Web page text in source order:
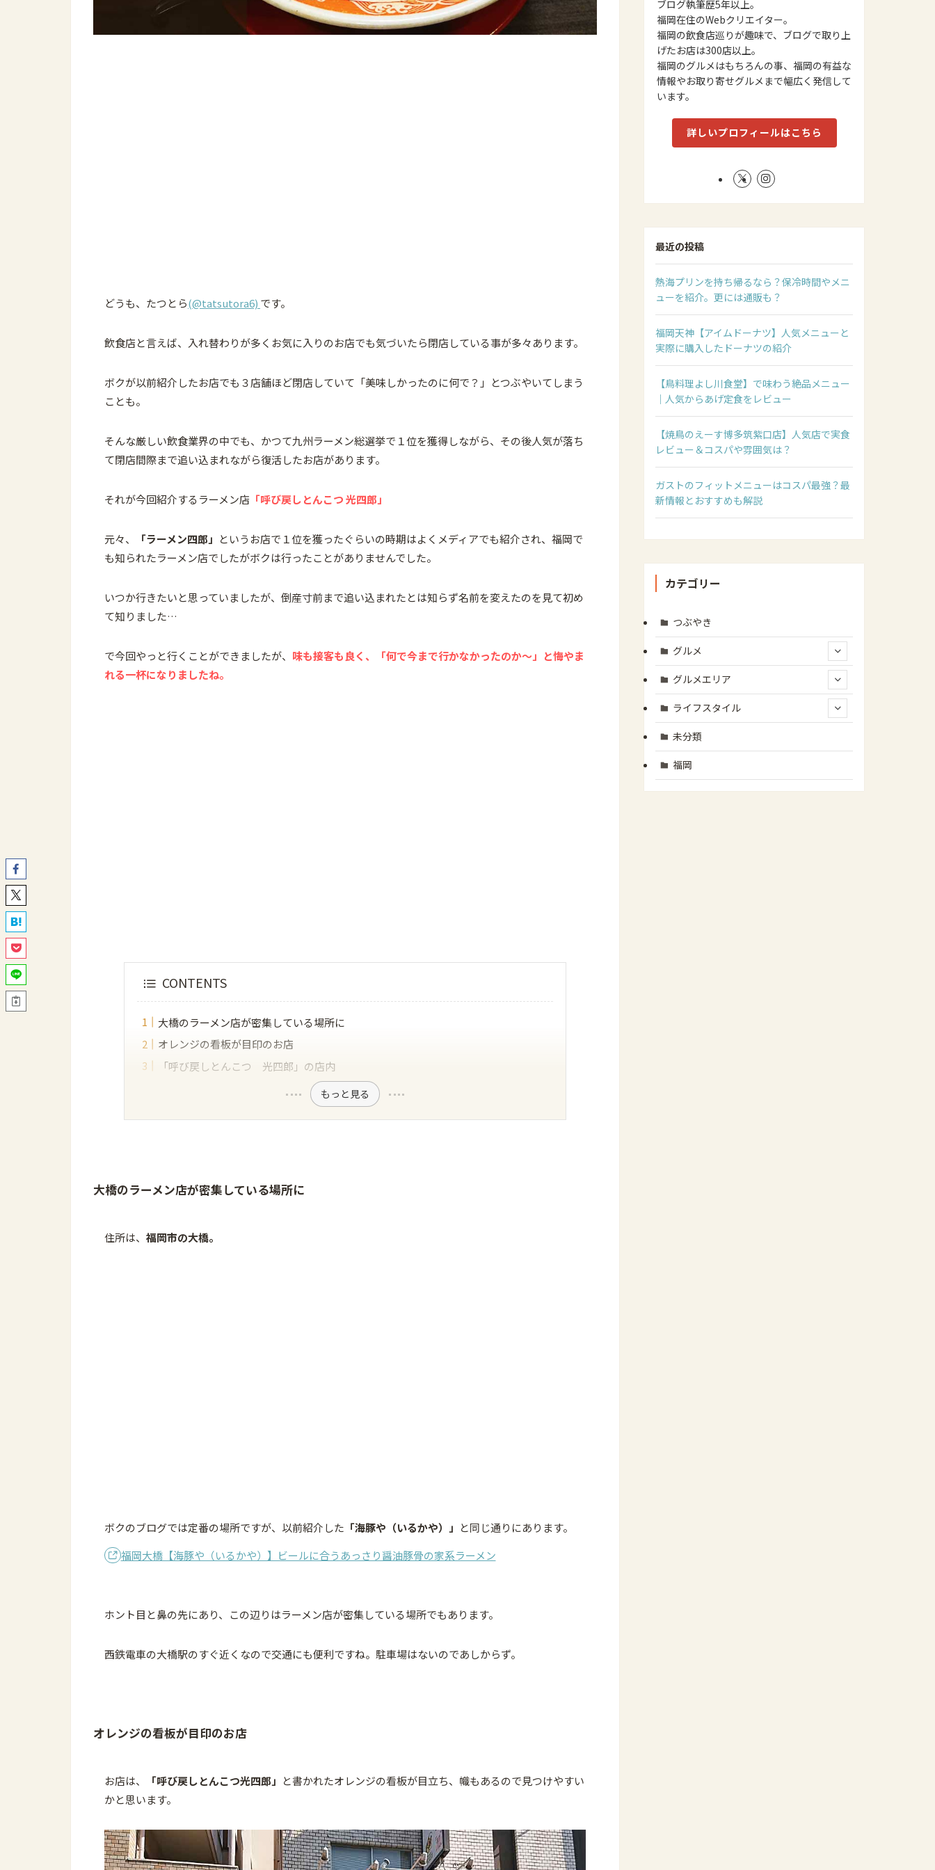
どうも、たつとら(@tatsutora6) です。
飲食店と言えば、入れ替わりが多くお気に入りのお店でも気づいたら閉店している事が多々あります。
ボクが以前紹介したお店でも３店舗ほど閉店していて「美味しかったのに何で？」とつぶやいてしまう
ことも。
そんな厳しい飲食業界の中でも、かつて九州ラーメン総選挙で１位を獲得しながら、その後人気が落ち
て閉店間際まで追い込まれながら復活したお店があります。
それが今回紹介するラーメン店 「呼び戻しとんこつ 光四郎」
元々、 「ラーメン四郎」 というお店で１位を獲ったぐらいの時期はよくメディアでも紹介され、福岡で
も知られたラーメン店でしたがボクは行ったことがありませんでした。
いつか行きたいと思っていましたが、倒産寸前まで追い込まれたとは知らず名前を変えたのを見て初め
て知りました…
で今回やっと行くことができましたが、 味も接客も良く、「何で今まで行かなかったのか～」と悔やま
れる一杯になりましたね。
CONTENTS
大橋のラーメン店が密集している場所に
オレンジの看板が目印のお店
「呼び戻しとんこつ 光四郎」の店内
もっと見る
大橋のラーメン店が密集している場所に
住所は、 福岡市の大橋。
ボクのブログでは定番の場所ですが、以前紹介した 「海豚や（いるかや）」 と同じ通りにあります。
福岡大橋【海豚や（いるかや）】ビールに合うあっさり醤油豚骨の家系ラーメン
ホント目と鼻の先にあり、この辺りはラーメン店が密集している場所でもあります。
西鉄電車の大橋駅のすぐ近くなので交通にも便利ですね。駐車場はないのであしからず。
オレンジの看板が目印のお店
お店は、 「呼び戻しとんこつ光四郎」 と書かれたオレンジの看板が目立ち、幟もあるので見つけやすい
かと思います。
ブログ執筆歴5年以上。
福岡在住のWebクリエイター。
福岡の飲食店巡りが趣味で、ブログで取り上
げたお店は300店以上。
福岡のグルメはもちろんの事、福岡の有益な
情報やお取り寄せグルメまで幅広く発信して
います。
詳しいプロフィールはこちら
最近の投稿
熱海プリンを持ち帰るなら？保冷時間やメニ
ューを紹介。更には通販も？
福岡天神【アイムドーナツ】人気メニューと
実際に購入したドーナツの紹介
【鳥料理よし川食堂】で味わう絶品メニュー
｜人気からあげ定食をレビュー
【焼鳥のえーす博多筑紫口店】人気店で実食
レビュー＆コスパや雰囲気は？
ガストのフィットメニューはコスパ最強？最
新情報とおすすめも解説
カテゴリー
つぶやき
グルメ
グルメエリア
ライフスタイル
未分類
福岡